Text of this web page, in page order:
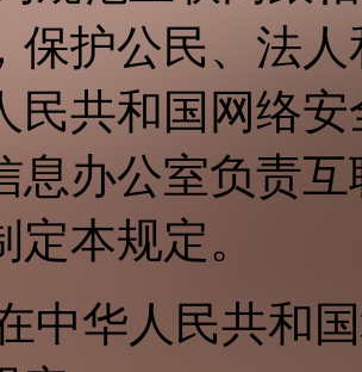
保护公民、法
民共和国网络
息办公室负责
本规定。
中华人民共和